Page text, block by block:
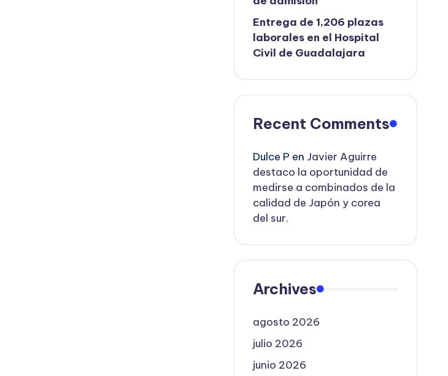
Entrega de 1,206 plazas
laborales en el Hospital
Civil de Guadalajara
Recent Comments
Dulce P en Javier Aguirre
destaco la oportunidad de
medirse a combinados de la
calidad de Japón y corea
del sur.
Archives
agosto 2026
julio 2026
junio 2026